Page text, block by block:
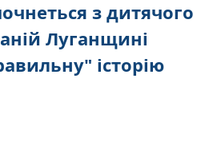
з дитячого
Луганщині
історію